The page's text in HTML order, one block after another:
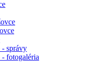
správy
fotogaléria